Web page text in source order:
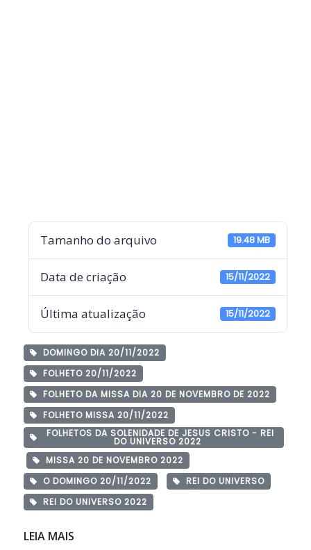
Tamanho do arquivo 19.48 MB
Data de criação 15/11/2022
Última atualização 15/11/2022
DOMINGO DIA 20/11/2022
FOLHETO 20/11/2022
FOLHETO DA MISSA DIA 20 DE NOVEMBRO DE 2022
FOLHETO MISSA 20/11/2022
FOLHETOS DA SOLENIDADE DE JESUS CRISTO - REI
DO UNIVERSO 2022
MISSA 20 DE NOVEMBRO 2022
O DOMINGO 20/11/2022
REI DO UNIVERSO
REI DO UNIVERSO 2022
LEIA MAIS